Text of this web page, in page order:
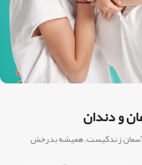
و دندان
زندگیست، همیشه بدرخش